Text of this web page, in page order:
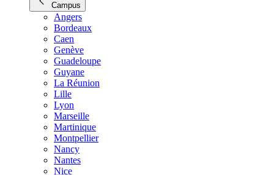
Campus
Angers
Bordeaux
Caen
Genève
Guadeloupe
Guyane
La Réunion
Lille
Lyon
Marseille
Martinique
Montpellier
Nancy
Nantes
Nice